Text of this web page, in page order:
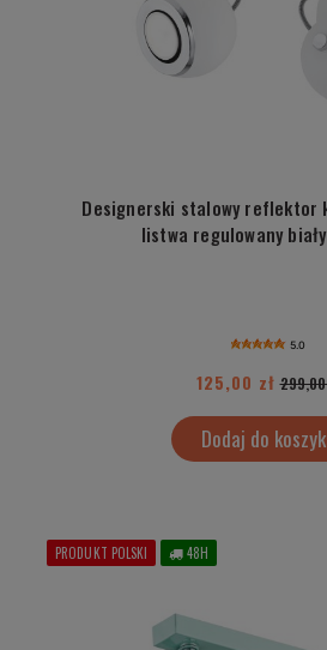
Designerski stalowy reflektor
listwa regulowany biały
5.0
125,00 zł 299,00
Dodaj do
PRODUKT POLSKI 48H